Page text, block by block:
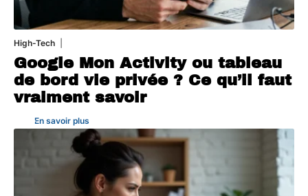
High-Tech
Google Mon Activity ou tableau
de bord vie privée ? Ce qu’il faut
vraiment savoir
En savoir plus